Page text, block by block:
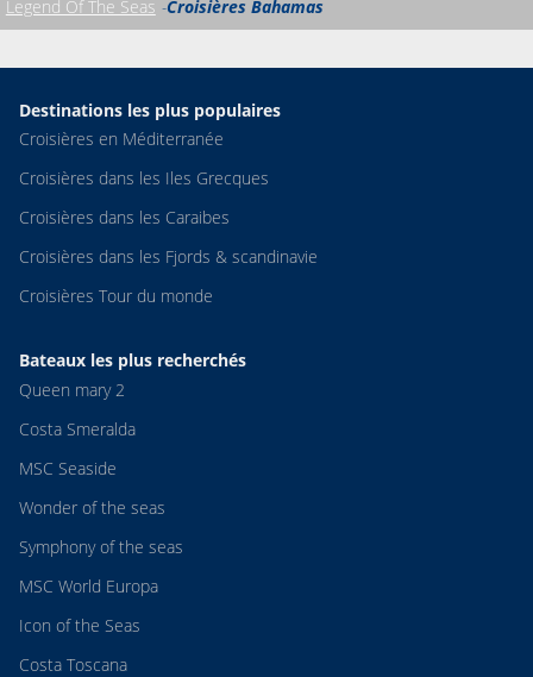
Legend Of The Seas Croisières Bahamas
Destinations les plus populaires
Croisières en Méditerranée
Croisières dans les Iles Grecques
Croisières dans les Caraibes
Croisières dans les Fjords & scandinavie
Croisières Tour du monde
Bateaux les plus recherchés
Queen mary 2
Costa Smeralda
MSC Seaside
Wonder of the seas
Symphony of the seas
MSC World Europa
Icon of the Seas
Costa Toscana